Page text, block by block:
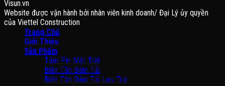
Visun.vn
Website được vận hành bởi nhân viên kinh doanh/ Đại Lý ủy quyền
của Viettel Construction
Trang Chủ
Giới Thiệu
Sản Phẩm
Tấm Pin Mặt Trời
Biến Tần Bám Tải
Biến Tần Bám Tải Lưu Trữ